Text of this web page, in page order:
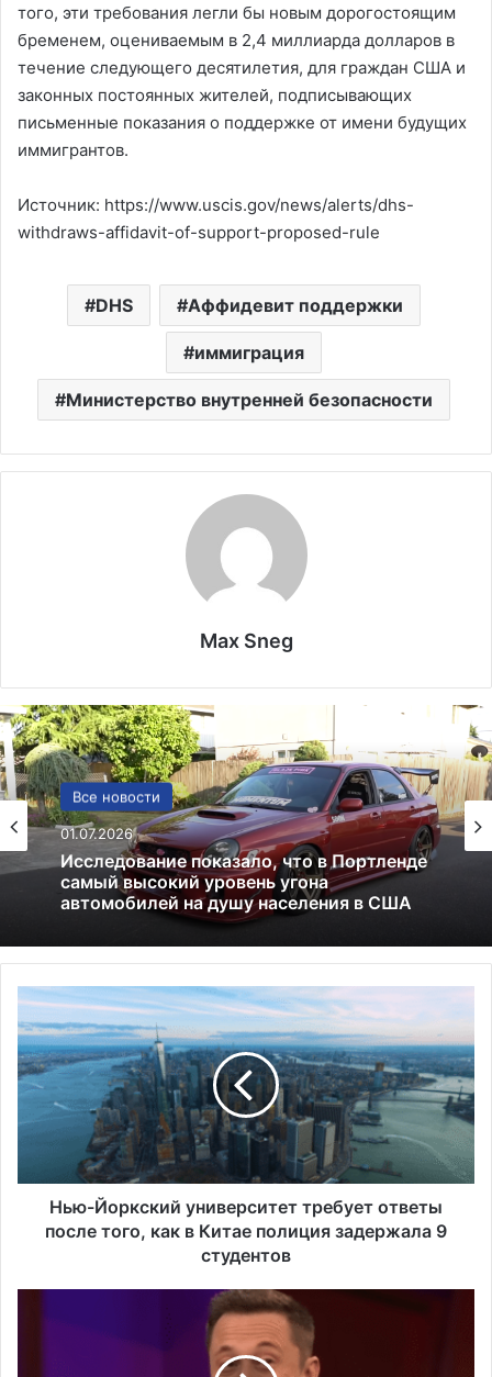
того, эти требования легли бы новым дорогостоящим
бременем, оцениваемым в 2,4 миллиарда долларов в
течение следующего десятилетия, для граждан США и
законных постоянных жителей, подписывающих
письменные показания о поддержке от имени будущих
иммигрантов.
Источник: https://www.uscis.gov/news/alerts/dhs-
withdraws-affidavit-of-support-proposed-rule
DHS Аффидевит поддержки
иммиграция
Министерство внутренней безопасности
Max Sneg
Все новости
01.07.2026
Исследование показало, что в Портленде
самый высокий уровень угона
автомобилей на душу населения в США
США
13.06.2025
Америка имеет огромный избыток сыра
Н
ь
ю
-
Й
с
Нью-Йоркский университет требует ответы
после того, как в Китае полиция задержала 9
студентов